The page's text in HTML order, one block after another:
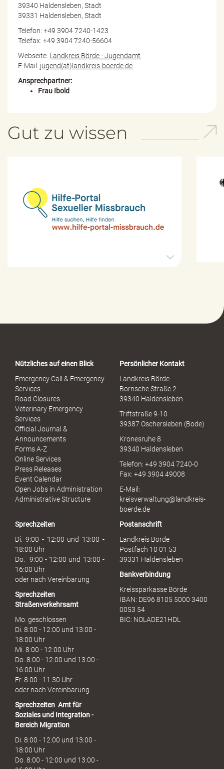
39340 Haldensleben, Stadt
39331 Haldensleben, Stadt
Telefon: +49 3904 7240-1423
Telefax: +49 3904 7240-56604
Webseite: Landkreis Börde - Jugendamt
E-Mail: jugend(at)landkreis-boerde.de
Ansprechpartner:
Frau Ibold
Gut zu wissen
o
u
h
Nützliches auf einen Blick
Emergency Call & Emergency
Services
Road Closures
Veterinary Emergency
Services
Official Journal &
Announcements
Forms A-Z
Online Services
Press Releases
Event Calendar
Open Jobs in Administration
Administrative Structure
Persönlicher Kontakt
Landkreis Börde
Bornsche Straße 2
39340 Haldensleben
Triftstraße 9-10
39387 Oschersleben (Bode)
Kronesruhe 8
39340 Haldensleben
Telefon: +49 3904 7240-0
Fax: +49 3904 49008
E-Mail:
kreisverwaltung@landkreis-
boerde.de
Sprechzeiten
Di. 9:00 - 12:00 und 13:00 -
18:00 Uhr
Do. 9:00 - 12:00 und 13:00 -
16:00 Uhr
oder nach Vereinbarung
Sprechzeiten
Straßenverkehrsamt
Mo. geschlossen
Di. 8:00 - 12:00 und 13:00 -
18:00 Uhr
Mi. 8:00 - 12:00 Uhr
Do. 8:00 - 12:00 und 13:00 -
16:00 Uhr
Fr. 8:00 - 11:30 Uhr
oder nach Vereinbarung
Sprechzeiten Amt für
Soziales und Integration -
Bereich Migration
Di. 8:00 - 12:00 und 13:00 -
18:00 Uhr
Do. 8:00 - 12:00 und 13:00 -
Postanschrift
Landkreis Börde
Postfach 10 01 53
39331 Haldensleben
Bankverbindung
Kreissparkasse Börde
IBAN: DE96 8105 5000 3400
0053 54
BIC: NOLADE21HDL